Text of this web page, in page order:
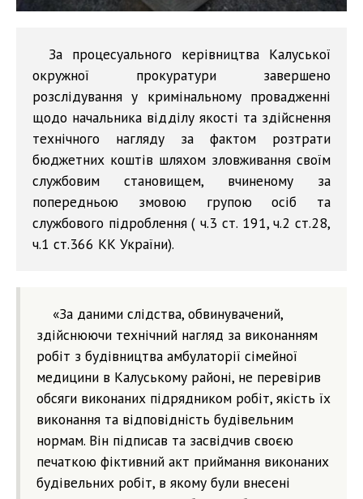
За процесуального керівництва Калуської
окружної прокуратури завершено
розслідування у кримінальному провадженні
щодо начальника відділу якості та здійснення
технічного нагляду за фактом розтрати
бюджетних коштів шляхом зловживання своїм
службовим становищем, вчиненому за
попередньою змовою групою осіб та
службового підроблення ( ч.3 ст. 191, ч.2 ст.28,
ч.1 ст.366 КК України).
«За даними слідства, обвинувачений,
здійснюючи технічний нагляд за виконанням
робіт з будівництва амбулаторії сімейної
медицини в Калуському районі, не перевірив
обсяги виконаних підрядником робіт, якість їх
виконання та відповідність будівельним
нормам. Він підписав та засвідчив своєю
печаткою фіктивний акт приймання виконаних
будівельних робіт, в якому були внесені